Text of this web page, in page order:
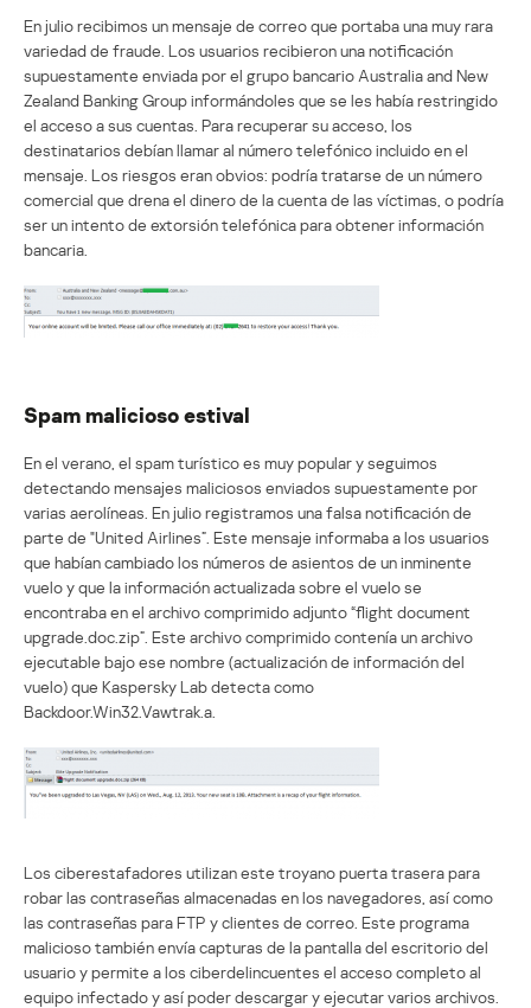
En julio recibimos un mensaje de correo que portaba una muy rara
variedad de fraude. Los usuarios recibieron una notificación
supuestamente enviada por el grupo bancario Australia and New
Zealand Banking Group informándoles que se les había restringido
el acceso a sus cuentas. Para recuperar su acceso, los
destinatarios debían llamar al número telefónico incluido en el
mensaje. Los riesgos eran obvios: podría tratarse de un número
comercial que drena el dinero de la cuenta de las víctimas, o podría
ser un intento de extorsión telefónica para obtener información
bancaria.
Spam malicioso estival
En el verano, el spam turístico es muy popular y seguimos
detectando mensajes maliciosos enviados supuestamente por
varias aerolíneas. En julio registramos una falsa notificación de
parte de "United Airlines”. Este mensaje informaba a los usuarios
que habían cambiado los números de asientos de un inminente
vuelo y que la información actualizada sobre el vuelo se
encontraba en el archivo comprimido adjunto “flight document
upgrade.doc.zip”. Este archivo comprimido contenía un archivo
ejecutable bajo ese nombre (actualización de información del
vuelo) que Kaspersky Lab detecta como
Backdoor.Win32.Vawtrak.a.
Los ciberestafadores utilizan este troyano puerta trasera para
robar las contraseñas almacenadas en los navegadores, así como
las contraseñas para FTP y clientes de correo. Este programa
malicioso también envía capturas de la pantalla del escritorio del
usuario y permite a los ciberdelincuentes el acceso completo al
equipo infectado y así poder descargar y ejecutar varios archivos.